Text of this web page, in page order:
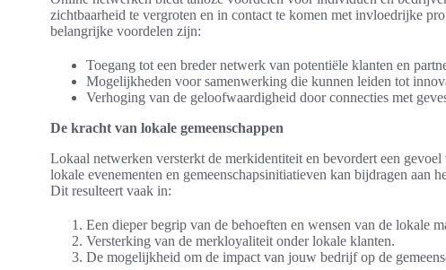
zichtbaarheid te vergroten en in contact te komen met invloedrijke
belangrijke voordelen zijn:
Toegang tot een breder netwerk van potentiële klanten en
Mogelijkheden voor samenwerking die kunnen leiden tot
Verhoging van de geloofwaardigheid door connecties met
De kracht van lokale gemeenschappen
Lokaal netwerken versterkt de merkidentiteit en bevordert een
lokale evenementen en gemeenschapsinitiatieven kan bijdragen aan
Dit resulteert vaak in:
Een dieper begrip van de behoeften en wensen van de lokale
Versterking van de merkloyaliteit onder lokale klanten.
De mogelijkheid om de impact van jouw bedrijf op de